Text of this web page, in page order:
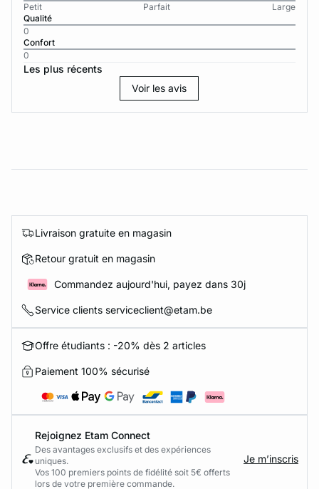
Petit
Parfait
Large
Qualité
0
Confort
0
Les plus récents
Voir les avis
Livraison gratuite en magasin
Retour gratuit en magasin
Commandez aujourd'hui, payez dans 30j
Service clients serviceclient@etam.be
Offre étudiants : -20% dès 2 articles
Paiement 100% sécurisé
Rejoignez Etam Connect
Des avantages exclusifs et des expériences
uniques.
Vos 100 premiers points de fidélité soit 5€ offerts
lors de votre première commande.​
Je m’inscris